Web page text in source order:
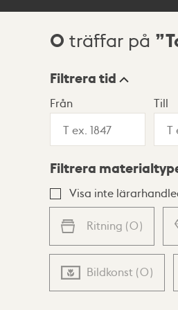
Sökresultat
0 träffar på
Visningsläge
Lista Karta
Filtrera tid
Från Till
Filtrera
Visa inte
Ritning (0)
Bildkonst (0)